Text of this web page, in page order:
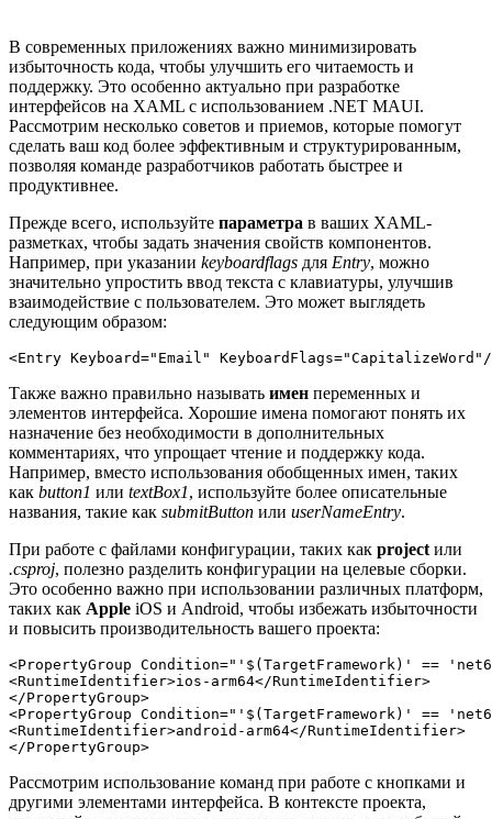
В современных приложениях важно минимизировать
избыточность кода, чтобы улучшить его читаемость и
поддержку. Это особенно актуально при разработке
интерфейсов на XAML с использованием .NET MAUI.
Рассмотрим несколько советов и приемов, которые помогут
сделать ваш код более эффективным и структурированным,
позволяя команде разработчиков работать быстрее и
продуктивнее.
Прежде всего, используйте параметра в ваших XAML-
разметках, чтобы задать значения свойств компонентов.
Например, при указании keyboardflags для Entry, можно
значительно упростить ввод текста с клавиатуры, улучшив
взаимодействие с пользователем. Это может выглядеть
следующим образом:
<Entry Keyboard="Email"
Также важно правильно называть имен переменных и
элементов интерфейса. Хорошие имена помогают понять их
назначение без необходимости в дополнительных
комментариях, что упрощает чтение и поддержку кода.
Например, вместо использования обобщенных имен, таких
как button1 или textBox1, используйте более описательные
названия, такие как submitButton или userNameEntry.
При работе с файлами конфигурации, таких как project или
.csproj, полезно разделить конфигурации на целевые сборки.
Это особенно важно при использовании различных платформ,
таких как Apple iOS и Android, чтобы избежать избыточности
и повысить производительность вашего проекта:
<PropertyGroup Condition="'$(TargetFramework)' ==
<RuntimeIdentifier>ios-arm64</RuntimeIdentifier>
</PropertyGroup>
<PropertyGroup Condition="'$(TargetFramework)' ==
<RuntimeIdentifier>android-arm64</RuntimeIdentifier>
</PropertyGroup>
Рассмотрим использование команд при работе с кнопками и
другими элементами интерфейса. В контексте проекта,